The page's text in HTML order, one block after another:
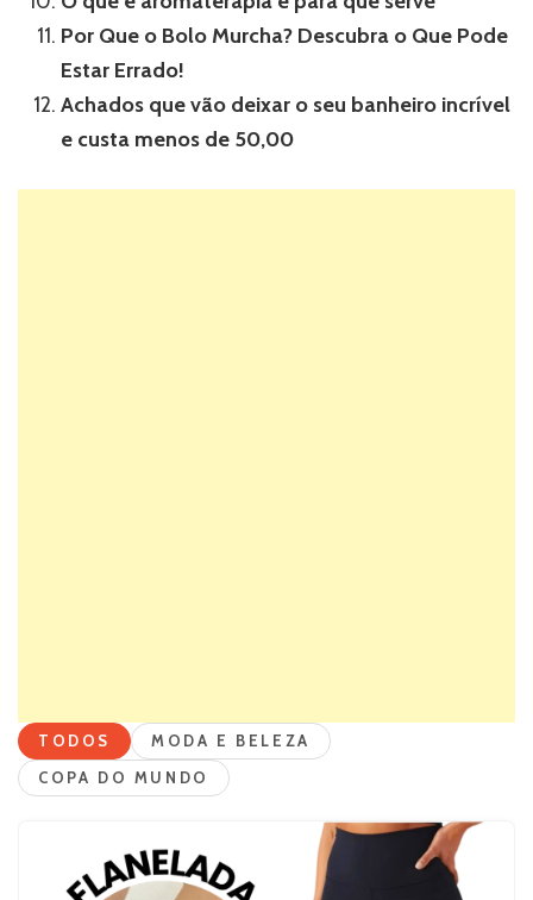
Por Que o Bolo Murcha? Descubra o Que Pode
Estar Errado!
Achados que vão deixar o seu banheiro incrível
e custa menos de 50,00
TODOS
MODA E BELEZA
COPA DO MUNDO